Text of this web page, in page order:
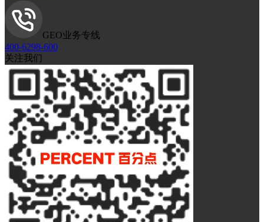
GEO业务专线
400-6298-600
关注我们